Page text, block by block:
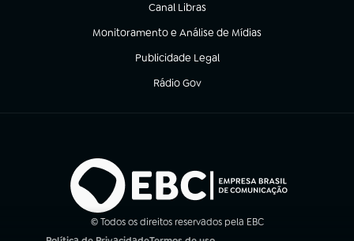
Canal Libras
(abre em nova aba)
Monitoramento e Análise de Mídias
(abre em nova aba)
Publicidade Legal
(abre em nova aba)
Rádio Gov
(abre em nova aba)
© Todos os direitos reservados pela EBC